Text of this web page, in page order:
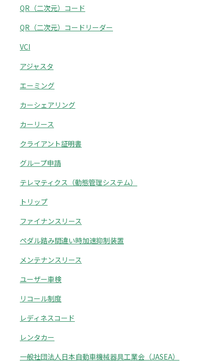
QR（二次元）コード
QR（二次元）コードリーダー
VCI
アジャスタ
エーミング
カーシェアリング
カーリース
クライアント証明書
グループ申請
テレマティクス（動態管理システム）
トリップ
ファイナンスリース
ペダル踏み間違い時加速抑制装置
メンテナンスリース
ユーザー車検
リコール制度
レディネスコード
レンタカー
一般社団法人日本自動車機械器具工業会（JASEA）